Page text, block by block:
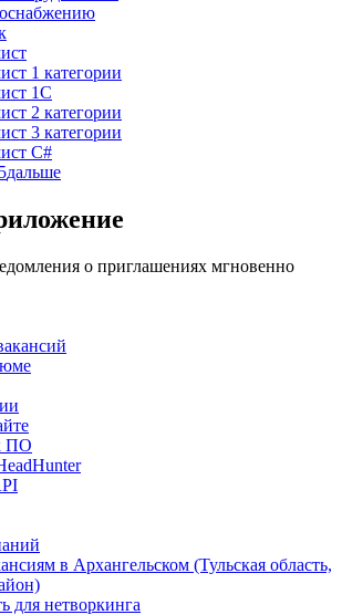
1 категории
1С
2 категории
3 категории
C#
дальше
о приглашениях мгновенно
ПО
в Архангельском (Тульская область,
для нетворкинга